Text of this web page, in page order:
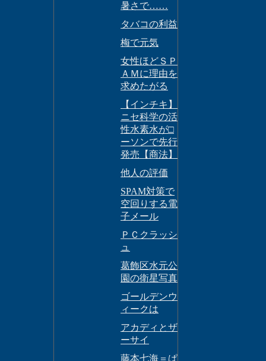
暑さで……
タバコの利益
梅で元気
女性ほどＳＰ
ＡＭに理由を
求めたがる
【インチキ】
ニセ科学の活
性水素水が□
ーソンで先行
発売【商法】
他人の評価
SPAM対策で
空回りする電
子メール
ＰＣクラッシ
ュ
葛飾区水元公
園の衛星写真
ゴールデンウ
ィークは
アカディとザ
ーサイ
藤本七海＝ぱ